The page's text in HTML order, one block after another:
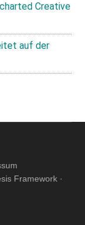
Creative
auf der
Framework·